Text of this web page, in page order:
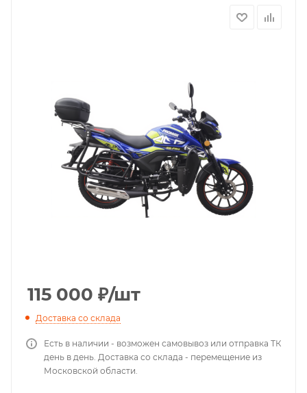
115 000 ₽/шт
Доставка со склада
Есть в наличии - возможен самовывоз или отправка ТК
день в день. Доставка со склада - перемещение из
Московской области.